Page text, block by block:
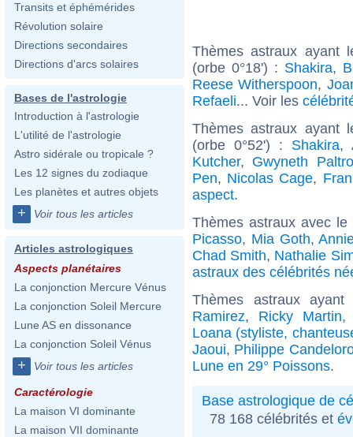
Transits et éphémérides
Révolution solaire
Directions secondaires
Directions d'arcs solaires
Bases de l'astrologie
Introduction à l'astrologie
L'utilité de l'astrologie
Astro sidérale ou tropicale ?
Les 12 signes du zodiaque
Les planètes et autres objets
+ Voir tous les articles
Articles astrologiques
Aspects planétaires
La conjonction Mercure Vénus
La conjonction Soleil Mercure
Lune AS en dissonance
La conjonction Soleil Vénus
+ Voir tous les articles
Caractérologie
La maison VI dominante
La maison VII dominante
Thèmes astraux ayant
(orbe 0°18') : Shakira,
Reese Witherspoon,
Refaeli... Voir les
Thèmes astraux ayant
(orbe 0°52') : Shakira,
Kutcher, Gwyneth
Pen, Nicolas Cage,
aspect.
Thèmes astraux avec
Picasso, Mia Goth,
Chad Smith, Nathalie
astraux des célébrités
Thèmes astraux
Ramirez, Ricky Martin
Loana (styliste,
Jaoui, Philippe
Lune en 29° Poissons.
Base astrologique de
78 168 célébrités et